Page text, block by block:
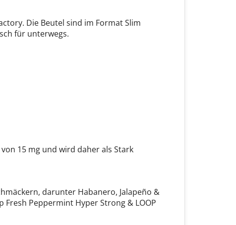
Die Beutel sind im Format Slim
für unterwegs.
15 mg und wird daher als Stark
darunter Habanero, Jalapeño &
Peppermint Hyper Strong & LOOP